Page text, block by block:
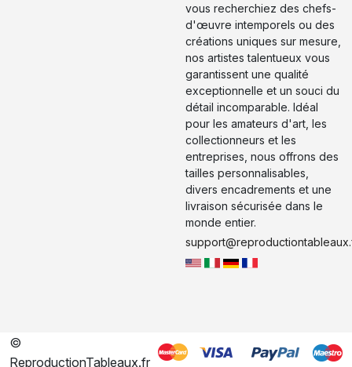
vous recherchiez des chefs-
d'œuvre intemporels ou des
créations uniques sur mesure,
nos artistes talentueux vous
garantissent une qualité
exceptionnelle et un souci du
détail incomparable. Idéal
pour les amateurs d'art, les
collectionneurs et les
entreprises, nous offrons des
tailles personnalisables,
divers encadrements et une
livraison sécurisée dans le
monde entier.
©
ReproductionTableaux.fr